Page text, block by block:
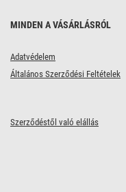
MINDEN A VÁSÁRLÁSRÓL
Adatvédelem
Általános Szerződési Feltételek
Szerződéstől való elállás